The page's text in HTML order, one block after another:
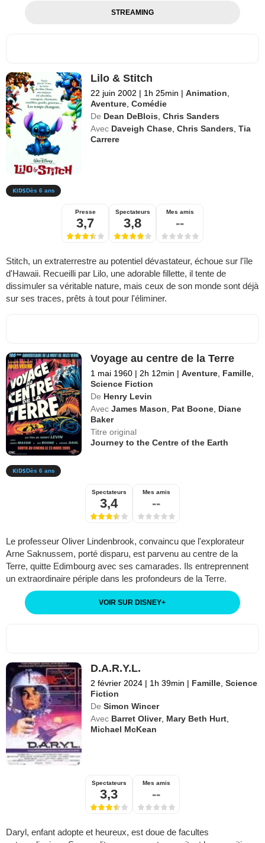
STREAMING
Lilo & Stitch
22 juin 2002 | 1h 25min | Animation
Aventure ,Comédie
De Dean DeBlois ,Chris Sanders
Avec Daveigh Chase ,Chris Sanders ,Tia
Carrere
Dès 6 ans
Presse
3,7
Spectateurs
3,8
Mes amis
--
Stitch, un extraterrestre au potentiel dévastateur, échoue sur l'île
d'Hawaii. Recueilli par Lilo, une adorable fillette, il tente de
dissimuler sa véritable nature, mais ceux de son monde sont déjà
sur ses traces, prêts à tout pour l'éliminer.
Voyage au centre de la Terre
1 mai 1960 | 2h 12min | Aventure Famille
Science Fiction
De Henry Levin
Avec James Mason Pat Boone Diane
Baker
Titre original
Journey to the Centre of the Earth
Dès 6 ans
Spectateurs
3,4
Mes amis
--
Le professeur Oliver Lindenbrook, convaincu que l'explorateur
Arne Saknussem, porté disparu, est parvenu au centre de la
Terre, quitte Edimbourg avec ses camarades. Ils entreprennent
un extraordinaire périple dans les profondeurs de la Terre.
VOIR SUR DISNEY+
D.A.R.Y.L.
2 février 2024 | 1h 39min | Famille ,Science
Fiction
De Simon Wincer
Avec Barret Oliver, Mary Beth Hurt
Michael McKean
Spectateurs
3,3
Mes amis
--
Daryl, enfant adopte et heureux, est doue de facultes